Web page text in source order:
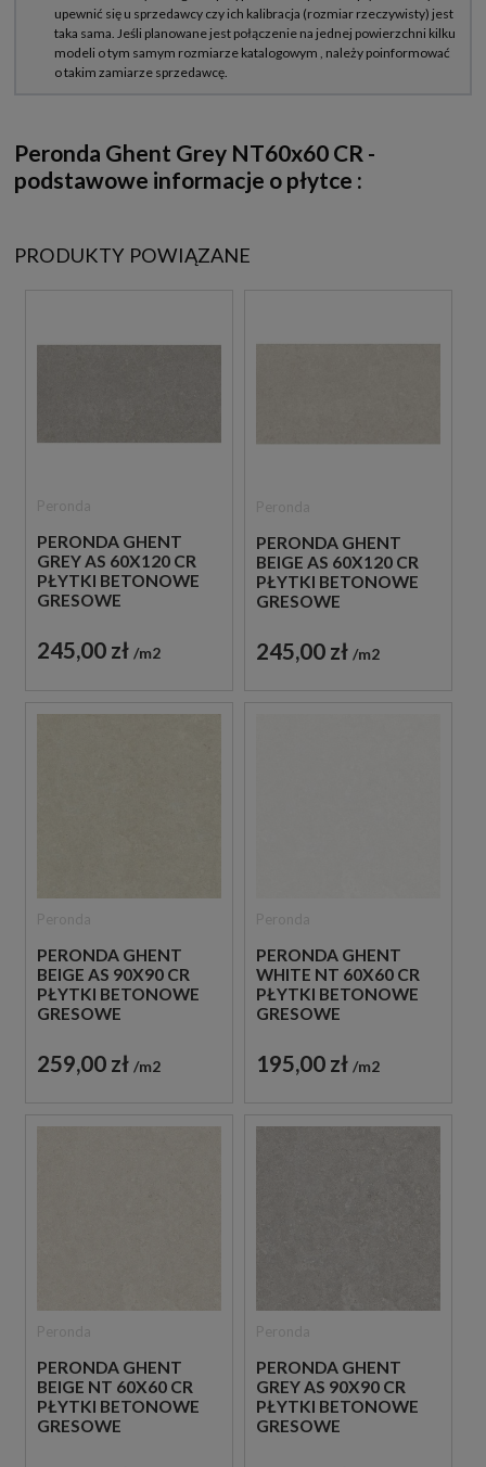
Peronda Ghent Grey NT60x60 CR -
podstawowe informacje o płytce :
PRODUKTY POWIĄZANE
PERONDA GHENT
GREY AS 60X120 CR
PŁYTKI BETONOWE
GRESOWE
245,00 zł m2
PERONDA GHENT
BEIGE AS 60X120 CR
PŁYTKI BETONOWE
GRESOWE
245,00 zł m2
PERONDA GHENT
BEIGE AS 90X90 CR
PŁYTKI BETONOWE
GRESOWE
259,00 zł m2
PERONDA GHENT
WHITE NT 60X60 CR
PŁYTKI BETONOWE
GRESOWE
195,00 zł m2
PERONDA GHENT
BEIGE NT 60X60 CR
PŁYTKI BETONOWE
GRESOWE
PERONDA GHENT
GREY AS 90X90 CR
PŁYTKI BETONOWE
GRESOWE